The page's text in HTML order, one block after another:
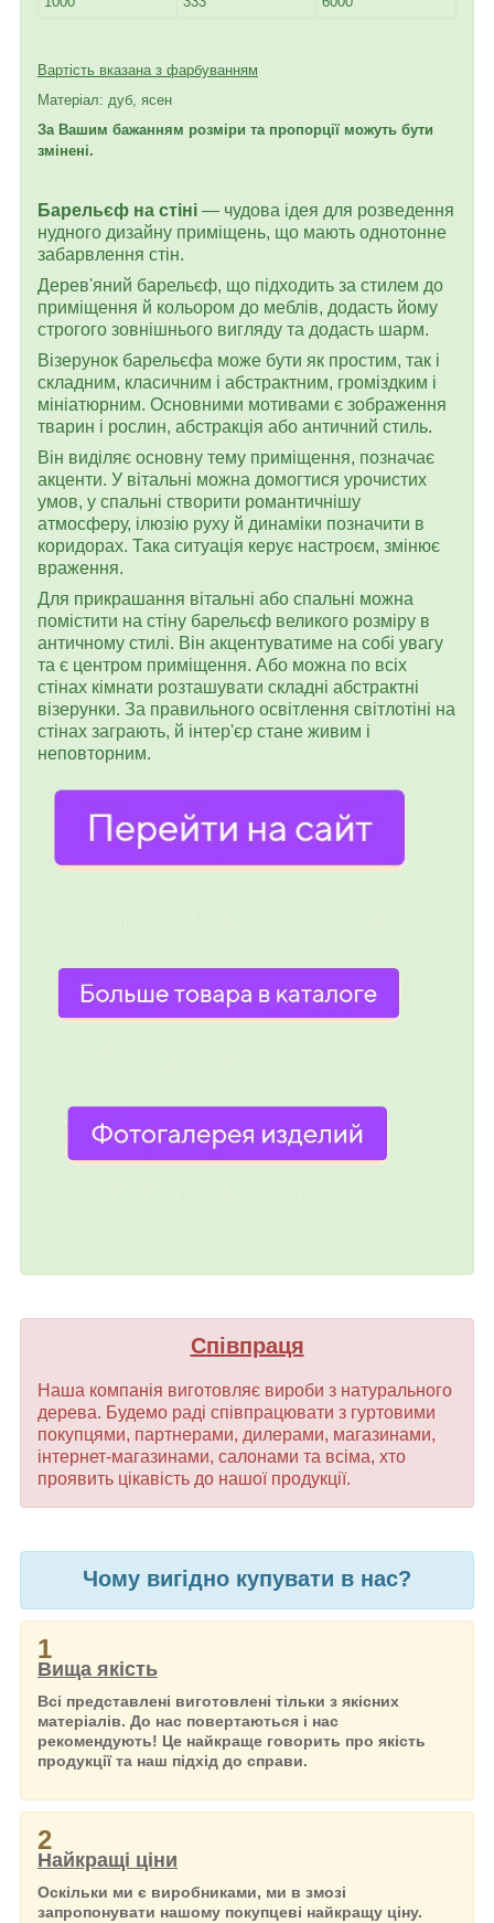
Вартість вказана з фарбуванням
Матеріал: дуб, ясен
За Вашим бажанням розміри та пропорції можуть бути
змінені.
Барельєф на стіні — чудова ідея для розведення
нудного дизайну приміщень, що мають однотонне
забарвлення стін.
Дерев'яний барельєф, що підходить за стилем до
приміщення й кольором до меблів, додасть йому
строгого зовнішнього вигляду та додасть шарм.
Візерунок барельєфа може бути як простим, так і
складним, класичним і абстрактним, громіздким і
мініатюрним. Основними мотивами є зображення
тварин і рослин, абстракція або античний стиль.
Він виділяє основну тему приміщення, позначає
акценти. У вітальні можна домогтися урочистих
умов, у спальні створити романтичнішу
атмосферу, ілюзію руху й динаміки позначити в
коридорах. Така ситуація керує настроєм, змінює
враження.
Для прикрашання вітальні або спальні можна
помістити на стіну барельєф великого розміру в
античному стилі. Він акцентуватиме на собі увагу
та є центром приміщення. Або можна по всіх
стінах кімнати розташувати складні абстрактні
візерунки. За правильного освітлення світлотіні на
стінах заграють, й інтер'єр стане живим і
неповторним.
Співпраця
Наша компанія виготовляє вироби з натурального
дерева. Будемо раді співпрацювати з гуртовими
покупцями, партнерами, дилерами, магазинами,
інтернет-магазинами, салонами та всіма, хто
проявить цікавість до нашої продукції.
Чому вигідно купувати в нас?
1
Вища якість
Всі представлені виготовлені тільки з якісних
матеріалів. До нас повертаються і нас
рекомендують! Це найкраще говорить про якість
продукції та наш підхід до справи.
2
Найкращі ціни
Оскільки ми є виробниками, ми в змозі
запропонувати нашому покупцеві найкращу ціну.